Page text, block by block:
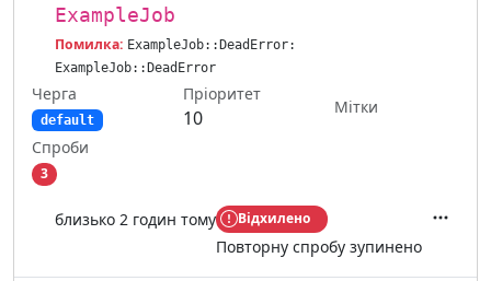
ExampleJob
Помилка: ExampleJob::DeadError:
ExampleJob::DeadError
Черга
default
Пріоритет
10
Мітки
Спроби
3
близько 2 годин тому Відхилено
Повторну спробу зупинено